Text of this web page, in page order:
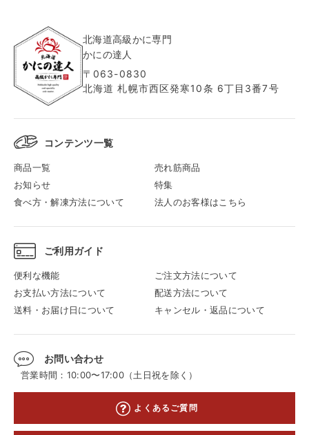
北海道高級かに専門
かにの達人
〒063-0830
北海道 札幌市西区発寒10条 6丁目3番7号
コンテンツ一覧
商品一覧
売れ筋商品
お知らせ
特集
食べ方・解凍方法について
法人のお客様はこちら
ご利用ガイド
便利な機能
ご注文方法について
お支払い方法について
配送方法について
送料・お届け日について
キャンセル・返品について
お問い合わせ
営業時間：10:00〜17:00（土日祝を除く）
よくあるご質問